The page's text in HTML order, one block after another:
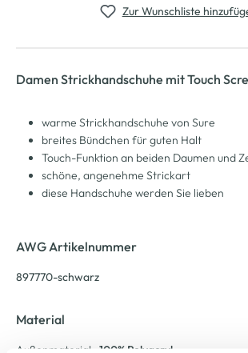
Zur Wunschliste
Damen Strickhandschuhe mit Touch
warme Strickhandschuhe von Sure
breites Bündchen für guten Halt
Touch-Funktion an beiden Daumen und
schöne, angenehme Strickart
diese Handschuhe werden Sie lieben
AWG Artikelnummer
897770-schwarz
Material
Außenmaterial: 100% Polyacryl